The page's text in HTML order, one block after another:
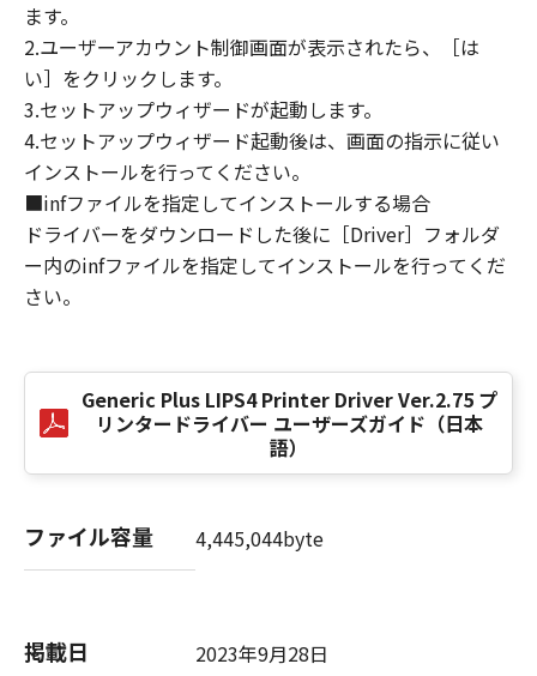
認められる限り、一切の責任を負わないものと
します。たとえ、キヤノン、キヤノンのライセ
ンサー、キヤノンの子会社、キヤノンの関連会
社、それらの販売代理店または販売店がかかる
損害の可能性について知らされていた場合でも
同様です。
(3) キヤノン、キヤノンのライセンサー、キヤノ
ンの子会社、キヤノンの関連会社、それらの販
売代理店または販売店のいずれも、「本ソフト
ウェア」、または「本ソフトウェア」の使用に
ないものとします。
８．契約期間
(1) 本契約書は、お客様が、『同意』を示す下
フトウェア」をインストールした時点で発効
し、下記(2)または(3)により終了されるまで有
複製物のすべてを廃棄および消去することによ
り、本契約書を終了させることができます。
ます。
2.ユーザーアカウント制御画面が表示されたら、［は
い］をクリックします。
3.セットアップウィザードが起動します。
4.セットアップウィザード起動後は、画面の指示に従い
インストールを行ってください。
■infファイルを指定してインストールする場合
ドライバーをダウンロードした後に［Driver］フォルダ
ー内のinfファイルを指定してインストールを行ってくだ
さい。
Generic Plus LIPS4 Printer Driver Ver.2.75 プ
リンタードライバー ユーザーズガイド（日本
語）
ファイル容量 4,445,044byte
掲載日 2023年9月28日